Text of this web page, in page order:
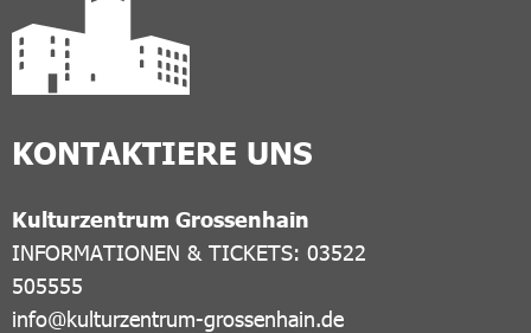
KONTAKTIERE UNS
Kulturzentrum Grossenhain
INFORMATIONEN & TICKETS: 03522
505555
info@kulturzentrum-grossenhain.de